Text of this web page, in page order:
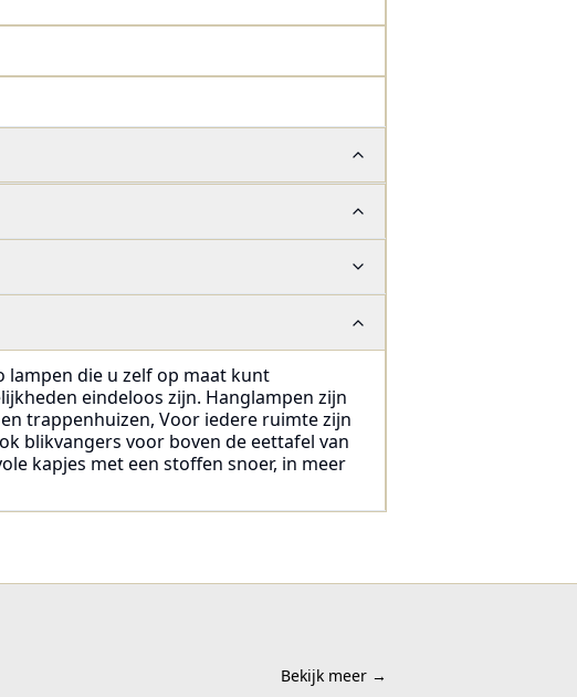
lampen die u zelf op maat kunt
eindeloos zijn. Hanglampen zijn
trappenhuizen, Voor iedere ruimte zijn
blikvangers voor boven de eettafel van
kapjes met een stoffen snoer, in meer
Bekijk meer →